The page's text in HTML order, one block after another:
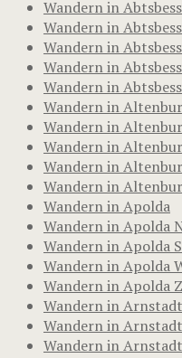
Wandern in
Wandern in
Wandern in
Wandern in
Wandern in
Wandern in
Wandern in
Wandern in
Wandern in
Wandern in
Wandern in Apolda
Wandern in Apolda
Wandern in Apolda
Wandern in Apolda
Wandern in Apolda
Wandern in Arnstadt
Wandern in
Wandern in